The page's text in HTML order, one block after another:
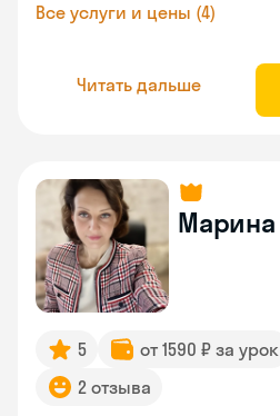
Все услуги и цены (4)
Читать дальше
Марина
5 от 1590 ₽ за урок
2 отзыва